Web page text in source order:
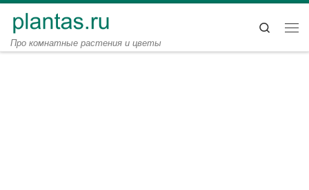
Перейти к содержимому
Про комнатные растения и цветы
Search